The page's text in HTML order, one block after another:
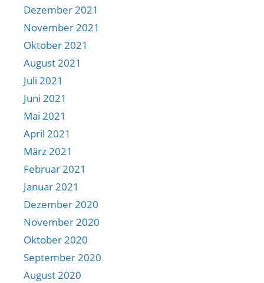
Dezember 2021
November 2021
Oktober 2021
August 2021
Juli 2021
Juni 2021
Mai 2021
April 2021
März 2021
Februar 2021
Januar 2021
Dezember 2020
November 2020
Oktober 2020
September 2020
August 2020